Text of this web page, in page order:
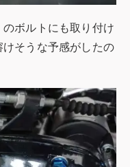
のボルトにも取り付け
そうな予感がしたの